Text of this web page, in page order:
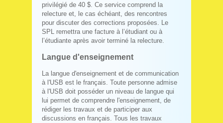
privilégié de 40 $. Ce service comprend la
relecture et, le cas échéant, des rencontres
pour discuter des corrections proposées. Le
SPL remettra une facture à l’étudiant ou à
l’étudiante après avoir terminé la relecture.
Langue d'enseignement
La langue d'enseignement et de communication
à l'USB est le français. Toute personne admise
à l'USB doit posséder un niveau de langue qui
lui permet de comprendre l'enseignement, de
rédiger les travaux et de participer aux
discussions en français. Tous les travaux